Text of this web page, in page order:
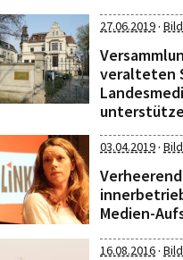
27.06.2019·
veralteten
03.04.2019·
Medien-
16.08.2016·